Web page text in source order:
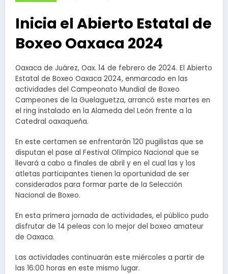
Inicia el Abierto Estatal de
Boxeo Oaxaca 2024
Oaxaca de Juárez, Oax. 14 de febrero de 2024. El Abierto
Estatal de Boxeo Oaxaca 2024, enmarcado en las
actividades del Campeonato Mundial de Boxeo
Campeones de la Guelaguetza, arrancó este martes en
el ring instalado en la Alameda del León frente a la
Catedral oaxaqueña.
En este certamen se enfrentarán 120 pugilistas que se
disputan el pase al Festival Olímpico Nacional que se
llevará a cabo a finales de abril y en el cual las y los
atletas participantes tienen la oportunidad de ser
considerados para formar parte de la Selección
Nacional de Boxeo.
En esta primera jornada de actividades, el público pudo
disfrutar de 14 peleas con lo mejor del boxeo amateur
de Oaxaca.
Las actividades continuarán este miércoles a partir de
las 16:00 horas en este mismo lugar.